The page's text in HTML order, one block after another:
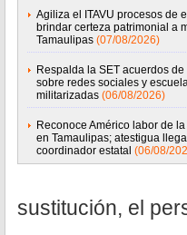
Agiliza el ITAVU procesos de
brindar certeza patrimonial a
Tamaulipas (07/08/2026)
Respalda la SET acuerdos
sobre redes sociales y
militarizadas (06/08/2026)
Reconoce Américo labor de
en Tamaulipas; atestigua
coordinador estatal (06/08/
sustitución, el